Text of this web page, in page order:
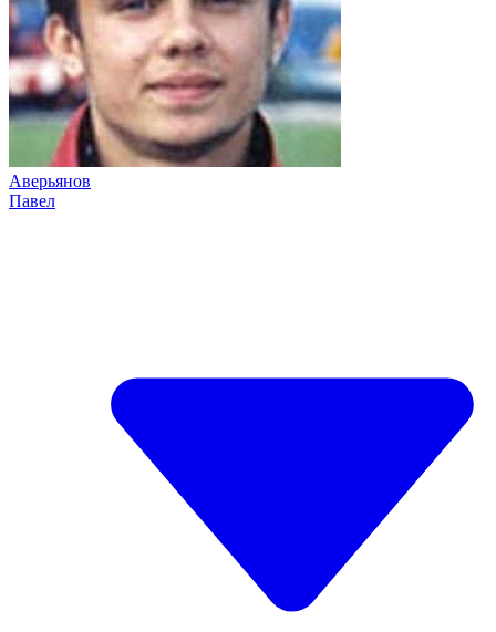
Аверьянов
Павел